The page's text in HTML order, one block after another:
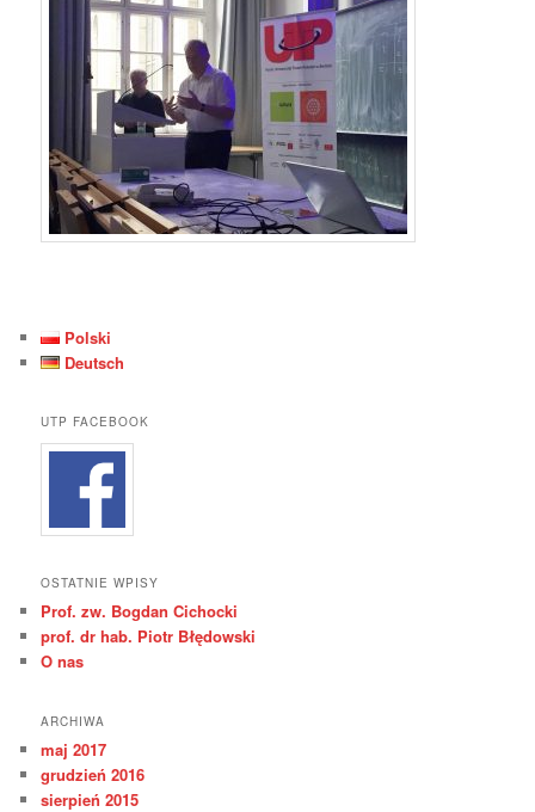
Polski
Deutsch
UTP FACEBOOK
OSTATNIE WPISY
Prof. zw. Bogdan Cichocki
prof. dr hab. Piotr Błędowski
O nas
ARCHIWA
maj 2017
grudzień 2016
sierpień 2015